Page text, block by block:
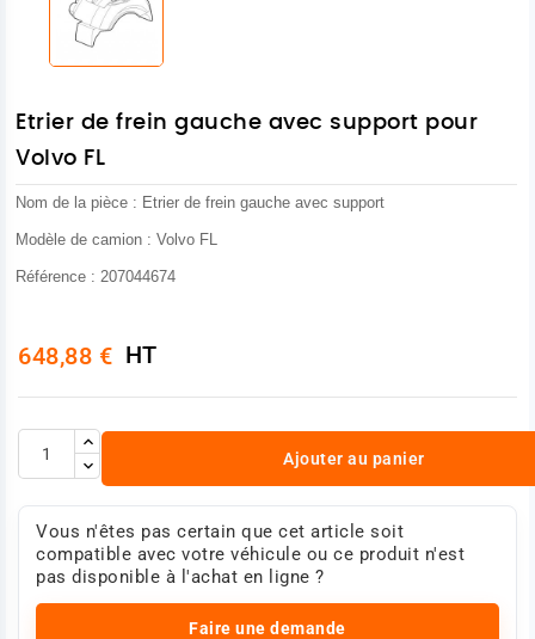
Etrier de frein gauche avec support pour
Volvo FL
Nom de la pièce : Etrier de frein gauche avec support
Modèle de camion : Volvo FL
Référence : 207044674
648,88 € HT
Ajouter au panier
Vous n'êtes pas certain que cet article soit
compatible avec votre véhicule ou ce produit n'est
pas disponible à l'achat en ligne ?
Faire une demande